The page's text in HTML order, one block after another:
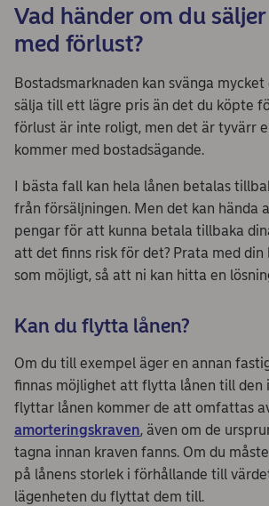
Vad händer om du
med förlust?
Bostadsmarknaden kan svänga
sälja till ett lägre pris än det du köpte
förlust är inte roligt, men det är tyvärr
kommer med bostadsägande.
I bästa fall kan hela lånen betalas
från försäljningen. Men det kan hända
pengar för att kunna betala tillbaka
att det finns risk för det? Prata med din
som möjligt, så att ni kan hitta en
Kan du flytta lånen?
Om du till exempel äger en annan
finnas möjlighet att flytta lånen till den
flyttar lånen kommer de att omfattas
amorteringskraven, även om de
tagna innan kraven fanns. Om du
på lånens storlek i förhållande till
lägenheten du flyttat dem till.